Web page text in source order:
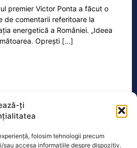
ți
folosim tehnologii precum
accesa informațiile despre dispozitiv.
premier Victor Ponta a făcut o
de comentarii referitoare la
energetică a României. „Ideea
Oprești [...]
campionul mondial care